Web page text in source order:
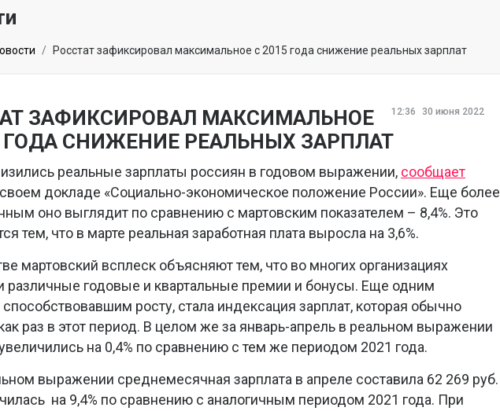
ОНЛАЙН
Росстат зафиксировал максимальное с 2015 года снижение реальных зарплат
12:36 30 июня 2022
ЗАФИКСИРОВАЛ МАКСИМАЛЬНОЕ
ГОДА СНИЖЕНИЕ РЕАЛЬНЫХ ЗАРПЛАТ
реальные зарплаты россиян в годовом выражении, сообщает
своем докладе «Социально-экономическое положение России». Еще более
оно выглядит по сравнению с мартовским показателем – 8,4%. Это
тем, что в марте реальная заработная плата выросла на 3,6%.
мартовский всплеск объясняют тем, что во многих организациях
различные годовые и квартальные премии и бонусы. Еще одним
росту, стала индексация зарплат, которая обычно
раз в этот период. В целом же за январь-апрель в реальном выражении
на 0,4% по сравнению с тем же периодом 2021 года.
выражении среднемесячная зарплата в апреле составила 62 269 руб.
на 9,4% по сравнению с аналогичным периодом 2021 года. При